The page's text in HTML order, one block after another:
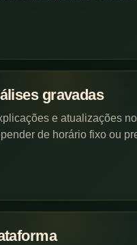
gravadas
e atualizações
de horário fixo ou